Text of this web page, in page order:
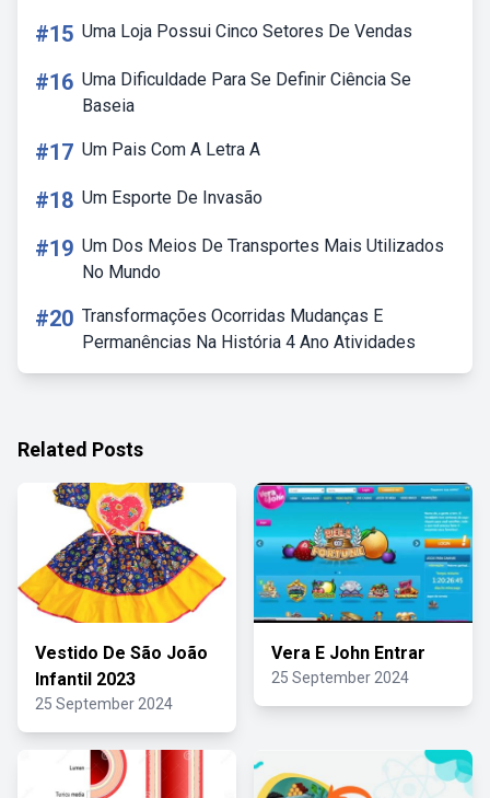
#15 Uma Loja Possui Cinco Setores De Vendas
#16 Uma Dificuldade Para Se Definir Ciência Se
Baseia
#17 Um Pais Com A Letra A
#18 Um Esporte De Invasão
#19 Um Dos Meios De Transportes Mais Utilizados
No Mundo
#20 Transformações Ocorridas Mudanças E
Permanências Na História 4 Ano Atividades
Related Posts
Vestido De São João
Infantil 2023
25 September 2024
Vera E John Entrar
25 September 2024